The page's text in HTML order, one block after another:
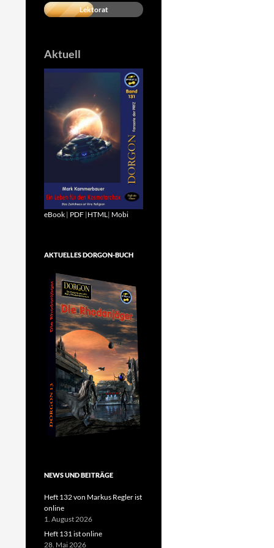
Lektorat
Aktuell
eBook | PDF |HTML | Mobi
AKTUELLES DORGON-BUCH
NEWS UND BEITRÄGE
Heft 132 von Markus Regler ist
online
1. August 2026
Heft 131 ist online
28. Mai 2026